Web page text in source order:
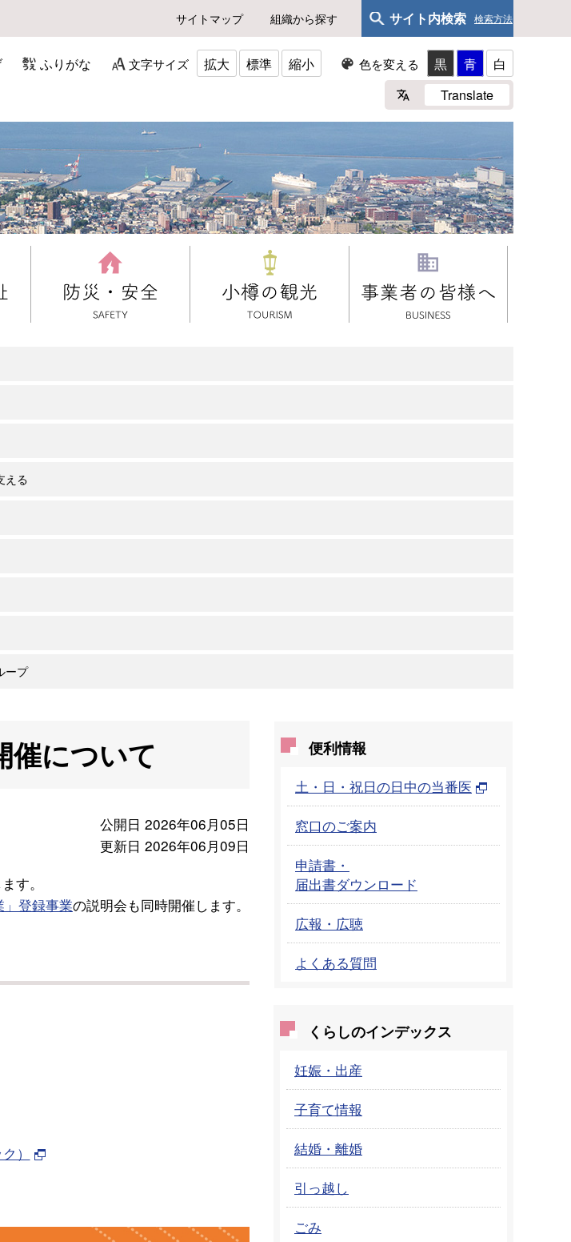
サイトマップ 組織から探す サイト内検索 検索方法
ふりがな 文字サイズ 拡大 標準 縮小 色を変える 黒 青
白
Translate
える
ープ
催について
公開日 2026年06月05日
更新日 2026年06月09日
す。
登録事業の説明会も同時開催します。
）
便利情報
土・日・祝日の日中の当番医
窓口のご案内
申請書・
届出書ダウンロード
広報・広聴
よくある質問
くらしのインデックス
妊娠・出産
子育て情報
結婚・離婚
引っ越し
ごみ